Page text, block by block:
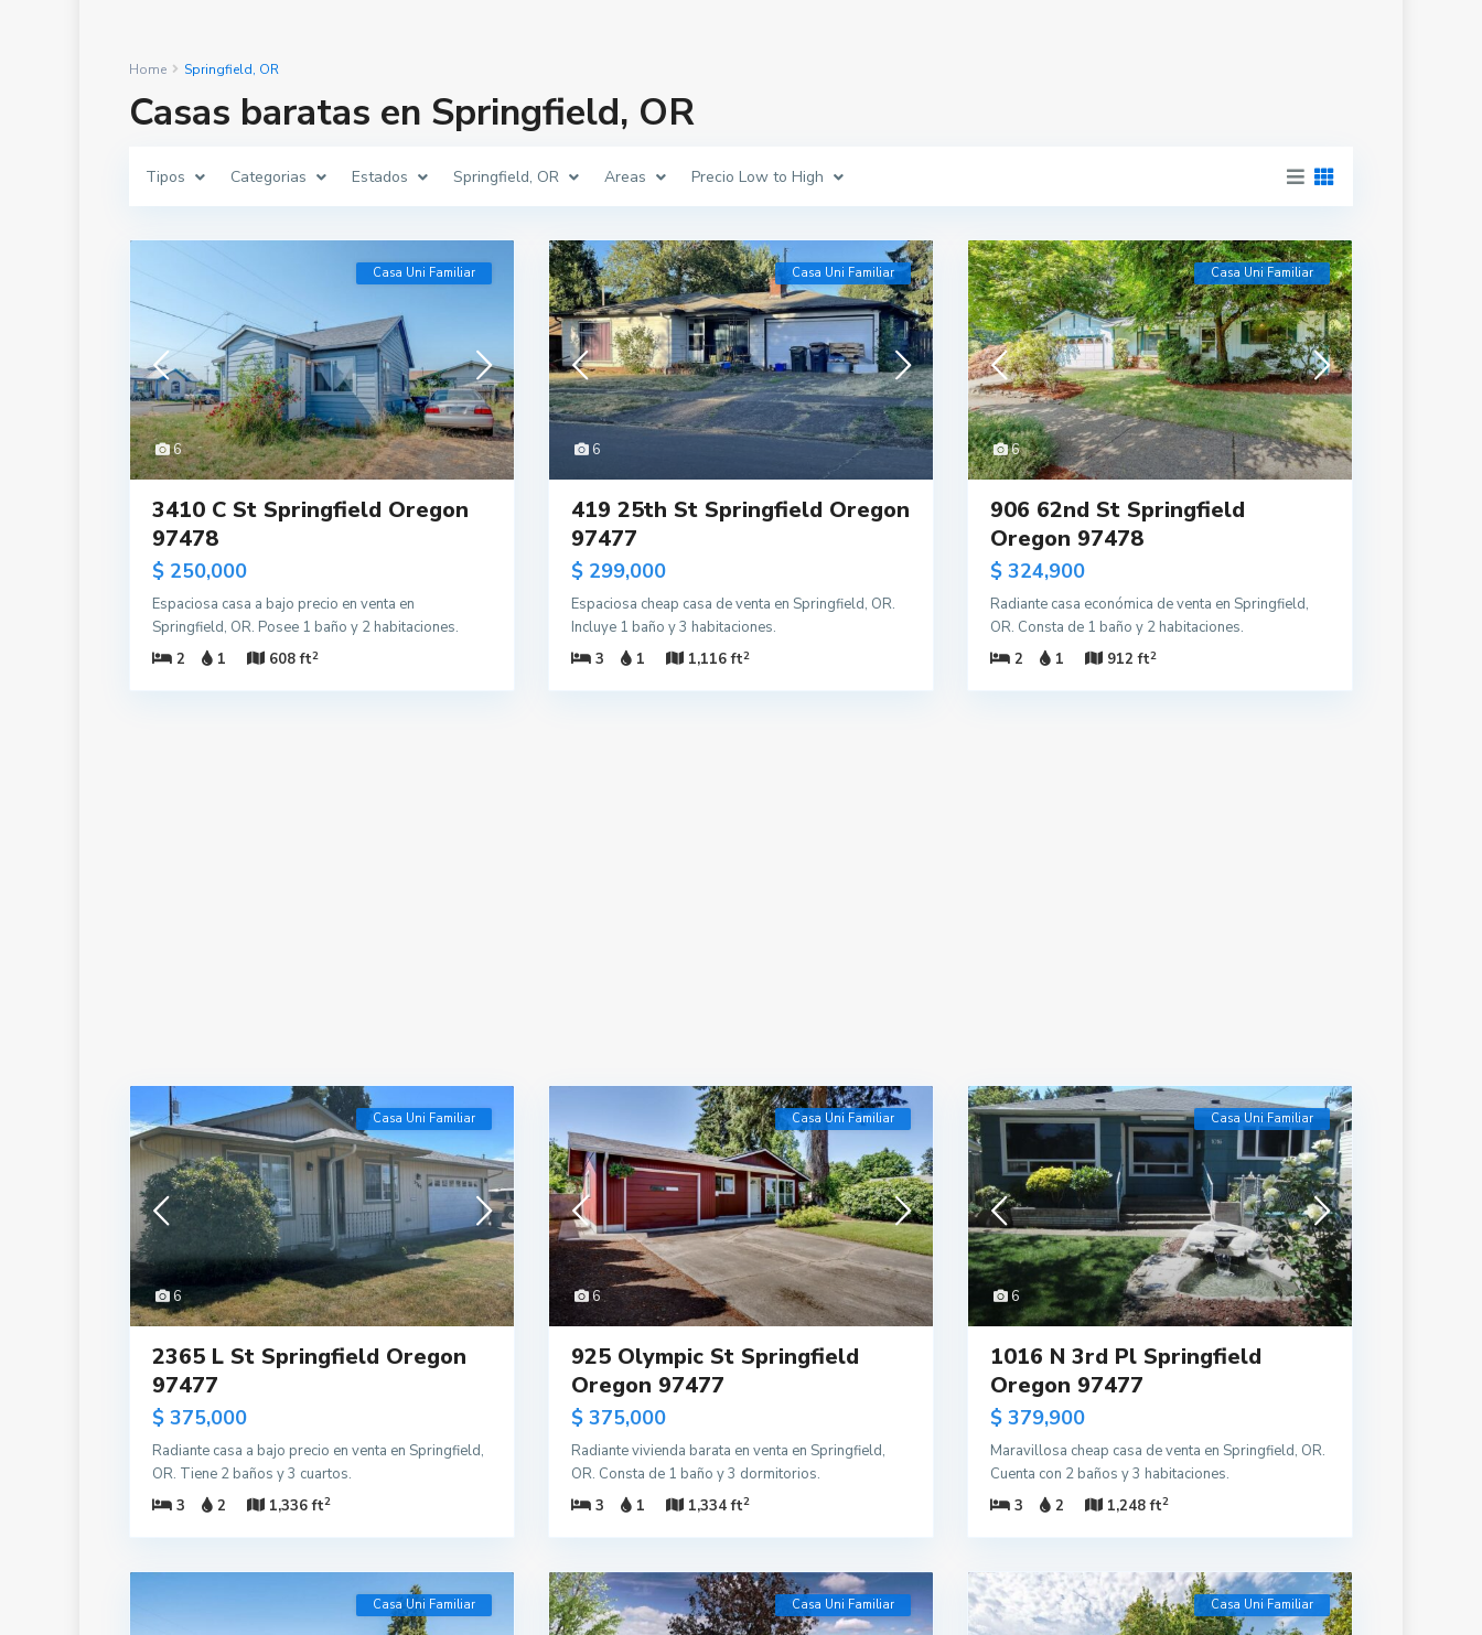
Home Springfield, OR
Casas baratas en Springfield, OR
Tipos Categorias Estados Springfield, OR Areas Precio Low to High
6
Casa Uni Familiar
3410 C St Springfield Oregon
97478
$ 250,000
Espaciosa casa a bajo precio en venta en
Springfield, OR. Posee 1 baño y 2 habitaciones.
2
1 608 ft2
6
Casa Uni Familiar
419 25th St Springfield Oregon
97477
$ 299,000
Espaciosa cheap casa de venta en Springfield, OR.
Incluye 1 baño y 3 habitaciones.
3
1 1,116 ft2
6
Casa Uni Familiar
906 62nd St Springfield
Oregon 97478
$ 324,900
Radiante casa económica de venta en Springfield,
OR. Consta de 1 baño y 2 habitaciones.
2
1 912 ft2
6
Casa Uni Familiar
2365 L St Springfield Oregon
97477
$ 375,000
Radiante casa a bajo precio en venta en Springfield,
OR. Tiene 2 baños y 3 cuartos.
3
2 1,336 ft2
6
Casa Uni Familiar
925 Olympic St Springfield
Oregon 97477
$ 375,000
Radiante vivienda barata en venta en Springfield,
OR. Consta de 1 baño y 3 dormitorios.
3
1 1,334 ft2
6
Casa Uni Familiar
1016 N 3rd Pl Springfield
Oregon 97477
$ 379,900
Maravillosa cheap casa de venta en Springfield, OR.
Cuenta con 2 baños y 3 habitaciones.
3
2 1,248 ft2
Casa Uni Familiar Casa Uni Familiar Casa Uni Familiar